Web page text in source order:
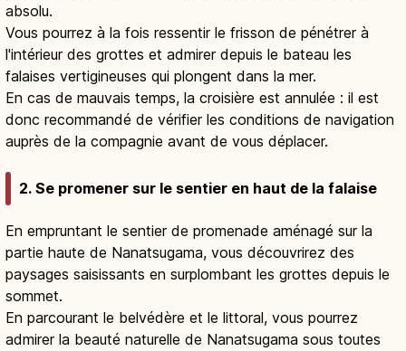
absolu.
Vous pourrez à la fois ressentir le frisson de pénétrer à
l'intérieur des grottes et admirer depuis le bateau les
falaises vertigineuses qui plongent dans la mer.
En cas de mauvais temps, la croisière est annulée : il est
donc recommandé de vérifier les conditions de navigation
auprès de la compagnie avant de vous déplacer.
2. Se promener sur le sentier en haut de la falaise
En empruntant le sentier de promenade aménagé sur la
partie haute de Nanatsugama, vous découvrirez des
paysages saisissants en surplombant les grottes depuis le
sommet.
En parcourant le belvédère et le littoral, vous pourrez
admirer la beauté naturelle de Nanatsugama sous toutes